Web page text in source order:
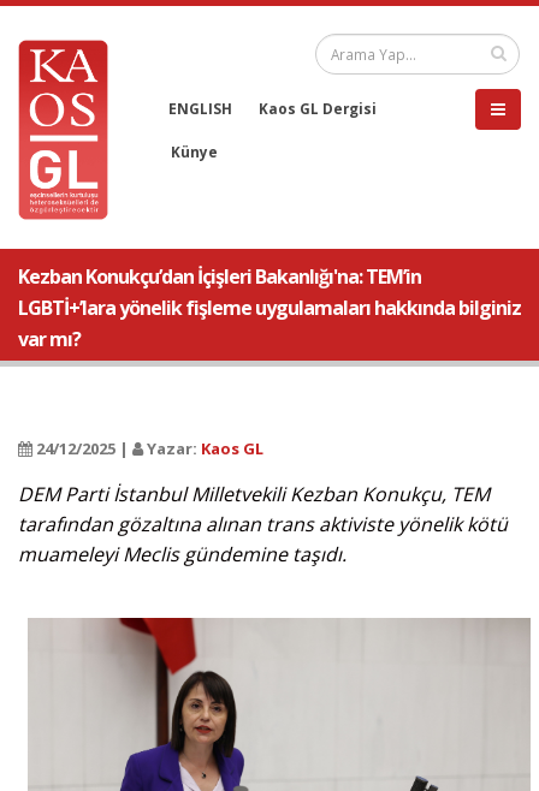
ENGLISH Kaos GL Dergisi
Künye
Kezban Konukçu’dan İçişleri Bakanlığı'na: TEM’in
LGBTİ+’lara yönelik fişleme uygulamaları hakkında bilginiz
var mı?
24/12/2025 | Yazar: Kaos GL
DEM Parti İstanbul Milletvekili Kezban Konukçu, TEM
tarafından gözaltına alınan trans aktiviste yönelik kötü
muameleyi Meclis gündemine taşıdı.